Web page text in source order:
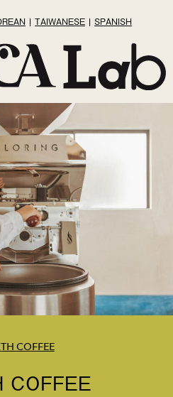
TAIWANESE SPANISH
COFFEE
COFFEE